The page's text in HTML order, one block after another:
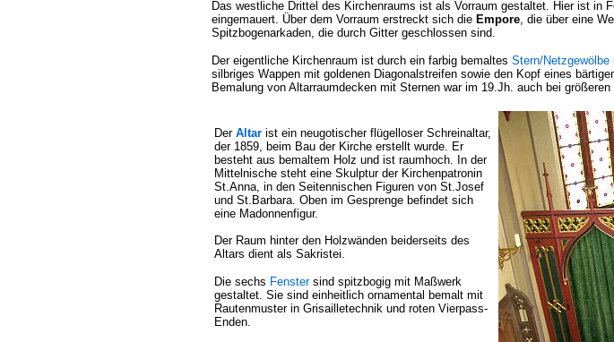
Das westliche Drittel des Kirchenraums ist als Vorraum gestaltet. Hier ist in
eingemauert. Über dem Vorraum erstreckt sich die Empore, die über eine
Spitzbogenarkaden, die durch Gitter geschlossen sind.
Der eigentliche Kirchenraum ist durch ein farbig bemaltes Stern/Netzgewölbe
silbriges Wappen mit goldenen Diagonalstreifen sowie den Kopf eines
Bemalung von Altarraumdecken mit Sternen war im 19.Jh. auch bei
Der Altarist ein neugotischer flügelloser Schreinaltar,
der 1859, beim Bau der Kirche erstellt wurde. Er
besteht aus bemaltem Holz und ist raumhoch. In der
Mittelnische steht eine Skulptur der Kirchenpatronin
St.Anna, in den Seitennischen Figuren von St.Josef
und St.Barbara. Oben im Gesprenge befindet sich
eine Madonnenfigur.
Der Raum hinter den Holzwänden beiderseits des
Altars dient als Sakristei.
Die sechs Fenstersind spitzbogig mit Maßwerk
gestaltet. Sie sind einheitlich ornamental bemalt mit
Rautenmuster in Grisailletechnik und roten Vierpass-
Enden.